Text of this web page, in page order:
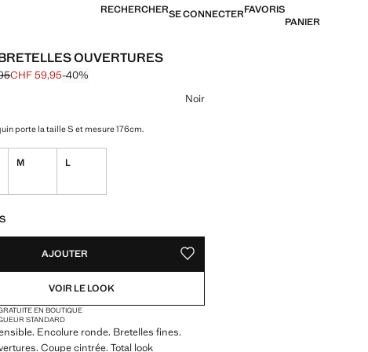
RECHERCHERSE CONNECTERFAVORIS
PANIER
OUVERTURES
barré [CHF 99,95 ]
[CHF 59,95 ]
CHF 59,95-40%
une couleur
Noir
porte la taille S et mesure 176cm.
M L
AJOUTER AJOUTER AUX FAVORIS
VOIR LE LOOK
EN BOUTIQUE
STANDARD
Encolure ronde. Bretelles fines.
Coupe cintrée. Total look